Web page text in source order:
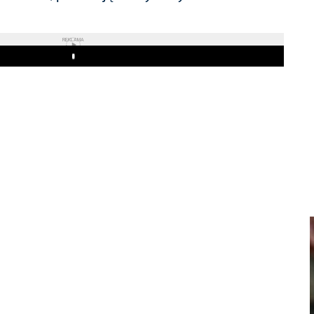
REKLAMA
Play